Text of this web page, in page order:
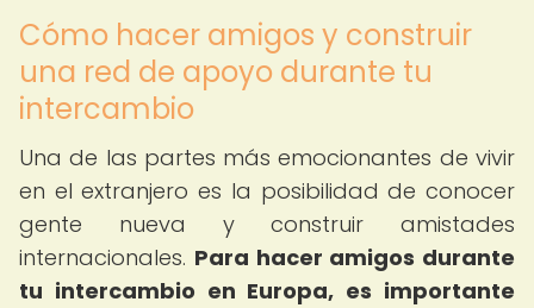
Cómo hacer amigos y construir
una red de apoyo durante tu
intercambio
Una de las partes más emocionantes de vivir
en el extranjero es la posibilidad de conocer
gente nueva y construir amistades
internacionales. Para hacer amigos durante
tu intercambio en Europa, es importante